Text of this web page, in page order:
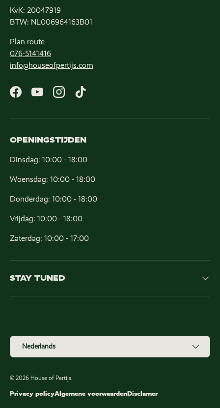
KvK: 20047919
BTW: NL006964163B01
Plan route
076-5141416
info@houseofpertijs.com
Facebook
YouTubeInstagram
TikTok
OPENINGSTIJDEN
Dinsdag: 10:00 - 18:00
Woensdag: 10:00 - 18:00
Donderdag: 10:00 - 18:00
Vrijdag: 10:00 - 18:00
Zaterdag: 10:00 - 17:00
STAY TUNED
Taal
Nederlands
© 2026 House of Pertijs.
Privacy policyAlgemene voorwaarden Disclamer